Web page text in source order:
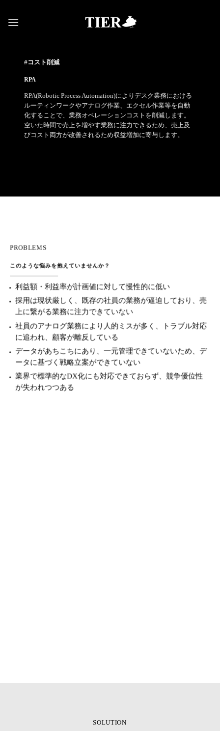
#コスト削減
RPA
RPA(Robotic Process Automation)によりデスク業務における
ルーティンワークやアナログ作業、エクセル作業等を自動
化することで、業務オペレーションコストを削減します。
空いた時間で売上を増やす業務に注力できるため、売上及
びコスト両方が改善されるため収益増加に寄与します。
PROBLEMS
このような悩みを抱えていませんか？
利益額・利益率が計画値に対して慢性的に低い
採用は現状厳しく、既存の社員の業務が逼迫しており、売
上に繋がる業務に注力できていない
社員のアナログ業務により人的ミスが多く、トラブル対応
に追われ、顧客が離反している
データがあちこちにあり、一元管理できていないため、デ
ータに基づく戦略立案ができていない
業界で標準的なDX化にも対応できておらず、競争優位性
が失われつつある
SOLUTION